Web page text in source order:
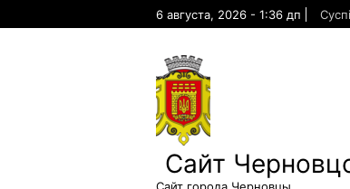
6 августа, 2026 - 1:36 дп
Сайт